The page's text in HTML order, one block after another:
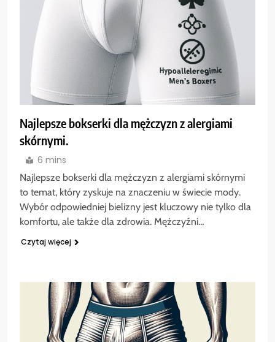
Najlepsze bokserki dla mężczyzn z alergiami
skórnymi.
6 mins
Najlepsze bokserki dla mężczyzn z alergiami skórnymi
to temat, który zyskuje na znaczeniu w świecie mody.
Wybór odpowiedniej bielizny jest kluczowy nie tylko dla
komfortu, ale także dla zdrowia. Mężczyźni…
Czytaj więcej